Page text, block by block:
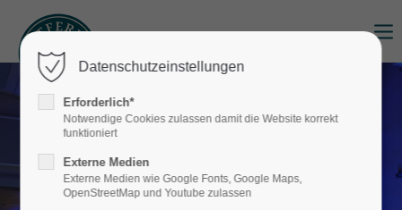
Login
Benutzername
Passwort
Datenschutzeinstellungen
Erforderlich*
Notwendige Cookies zulassen damit die Website korrekt
funktioniert
Externe Medien
Externe Medien wie Google Fonts, Google Maps,
OpenStreetMap und Youtube zulassen